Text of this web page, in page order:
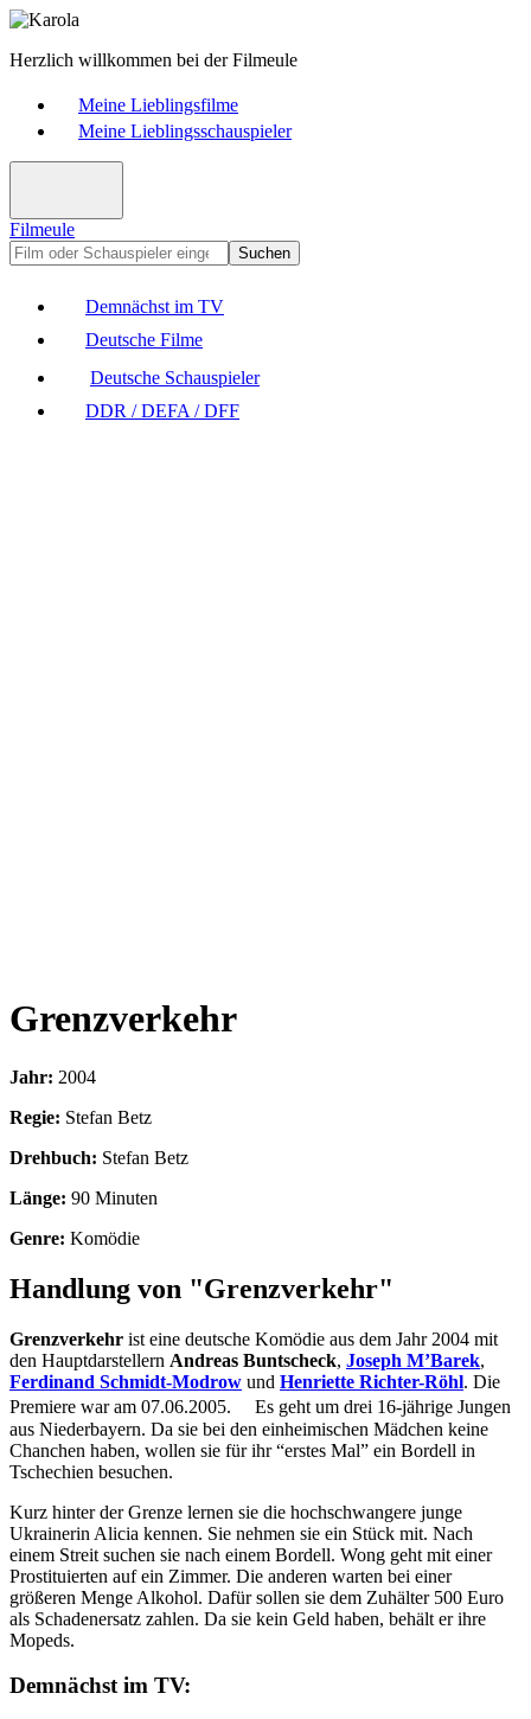
Herzlich willkommen bei der Filmeule
Meine Lieblingsfilme
Meine Lieblingsschauspieler
Filmeule
Suchen
Demnächst im TV
Deutsche Filme
Deutsche Schauspieler
DDR / DEFA / DFF
Grenzverkehr
Jahr: 2004
Regie: Stefan Betz
Drehbuch: Stefan Betz
Länge: 90 Minuten
Genre: Komödie
Handlung von "Grenzverkehr"
Grenzverkehr ist eine deutsche Komödie aus dem Jahr 2004 mit
den Hauptdarstellern Andreas Buntscheck, Joseph M’Barek,
Ferdinand Schmidt-Modrow und Henriette Richter-Röhl. Die
Premiere war am 07.06.2005. Es geht um drei 16-jährige Jungen
aus Niederbayern. Da sie bei den einheimischen Mädchen keine
Chanchen haben, wollen sie für ihr “erstes Mal” ein Bordell in
Tschechien besuchen.
Kurz hinter der Grenze lernen sie die hochschwangere junge
Ukrainerin Alicia kennen. Sie nehmen sie ein Stück mit. Nach
einem Streit suchen sie nach einem Bordell. Wong geht mit einer
Prostituierten auf ein Zimmer. Die anderen warten bei einer
größeren Menge Alkohol. Dafür sollen sie dem Zuhälter 500 Euro
als Schadenersatz zahlen. Da sie kein Geld haben, behält er ihre
Mopeds.
Demnächst im TV: